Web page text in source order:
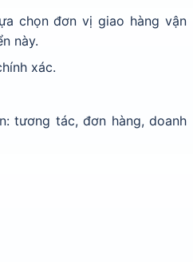
chọn đơn vị giao hàng vận
này.
xác.
tương tác, đơn hàng, doanh